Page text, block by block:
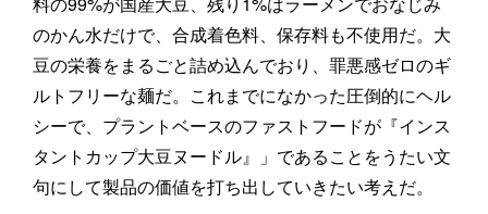
のかん水だけで、合成着色料、保存料も不使用だ。大
豆の栄養をまるごと詰め込んでおり、罪悪感ゼロのギ
ルトフリーな麺だ。これまでになかった圧倒的にヘル
シーで、プラントベースのファストフードが『インス
タントカップ大豆ヌードル』」であることをうたい文
句にして製品の価値を打ち出していきたい考えだ。